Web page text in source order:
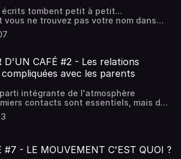
tombent petit à petit...
vous ne trouvez pas votre nom dans
été dans votre cas ! Et dans cet
comment rebondir au mieux
D'UN CAFÉ #2 - Les relations
avec les parents
intégrante de l'atmosphère
contacts sont essentiels, mais des
tendues ou sont alors de bonnes
partage son expérience sur ce
#7 - LE MOUVEMENT C'EST QUOI ?